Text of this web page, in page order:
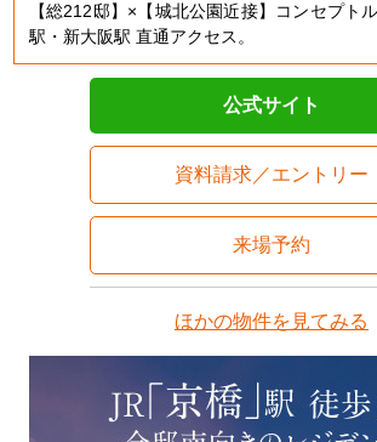
【総212邸】×【城北公園近接】コンセプト
駅・新大阪駅 直通アクセス。
公式サイト
資料請求／エントリー
来場予約
ほかの物件を見てみる